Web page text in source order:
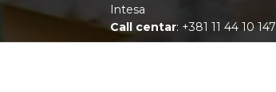
Intesa
Call centar: +381 11 44 10 147